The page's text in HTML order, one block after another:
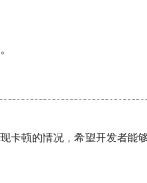
卡顿的情况，希望开发者能够